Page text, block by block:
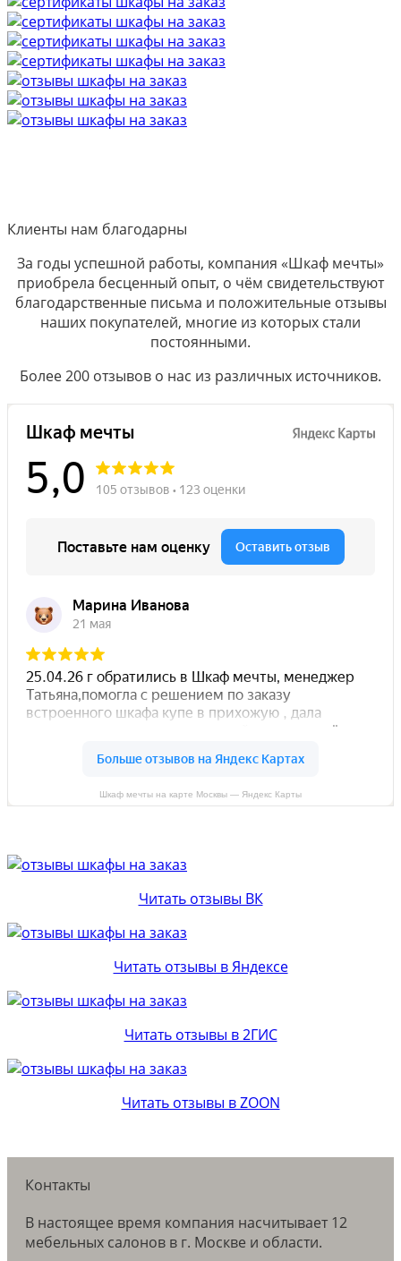
Клиенты нам благодарны
За годы успешной работы, компания «Шкаф мечты»
приобрела бесценный опыт, о чём свидетельствуют
благодарственные письма и положительные отзывы
наших покупателей, многие из которых стали
постоянными.
Более 200 отзывов о нас из различных источников.
Шкаф мечты на карте Москвы — Яндекс Карты
Читать отзывы ВК
Читать отзывы в Яндексе
Читать отзывы в 2ГИС
Читать отзывы в ZOON
Контакты
В настоящее время компания насчитывает 12
мебельных салонов в г. Москве и области.